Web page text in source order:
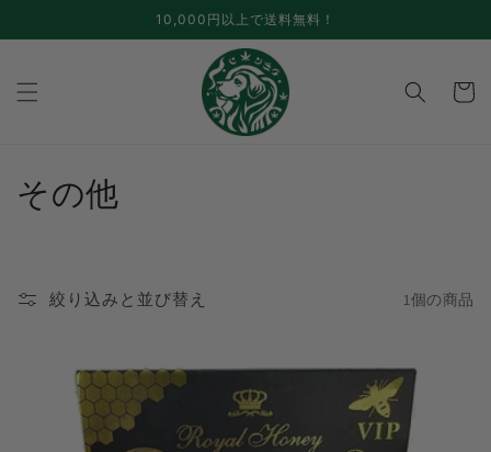
進む
10,000円以上で送料無料！
ー
コ
シ
その他
絞り込みと並び替え 1個の商品